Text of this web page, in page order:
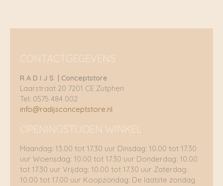
CONTACTGEGEVENS
R A D I J S | Conceptstore
Laarstraat 20 7201 CE Zutphen
Tel: 0575 484 002
info@radijsconceptstore.nl
OPENINGSTIJDEN WINKEL
Maandag: 13.00 tot 17.30 uur Dinsdag: 10.00 tot 17.30
uur Woensdag: 10.00 tot 17.30 uur Donderdag: 10.00
tot 17.30 uur Vrijdag: 10.00 tot 17.30 uur Zaterdag:
10.00 tot 17.00 uur Koopzondag: De laatste zondag